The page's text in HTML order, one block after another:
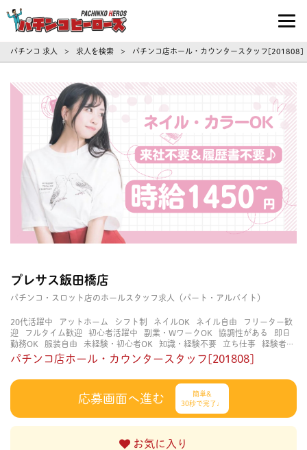
パチンコ求人・転職ならパチンコヒーロ
パチンコ 求人 > 求人を検索 > パチンコ店ホール・カウンタースタッフ
プレサス飯田橋店
パチンコ・スロット店のホールスタッフ求人（パート・アルバイト）
20代活躍中 アットホーム シフト制 ネイルOK ネイル自由
フリーター歓
迎
フルタイム歓迎 初心者活躍中 副業・WワークOK 協調性がある
即日
勤務OK
服装自由 未経験・初心者OK 知識・経験不要 立ち仕事
経験者・
有資格者歓迎
自分の都合に合わせやすい 茶髪OK 賑やかな職場
上OK
長く働ける 長期歓迎 髪色自由
パチンコ店ホール・カウンタースタッフ[201808]
応募画面へ進む
簡単&
30秒で完了♩
お気に入り